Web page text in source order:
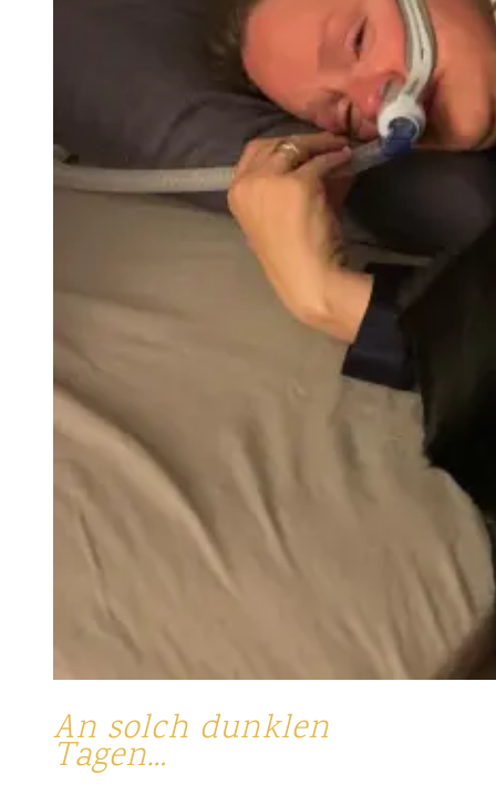
An solch dunklen
Tagen…